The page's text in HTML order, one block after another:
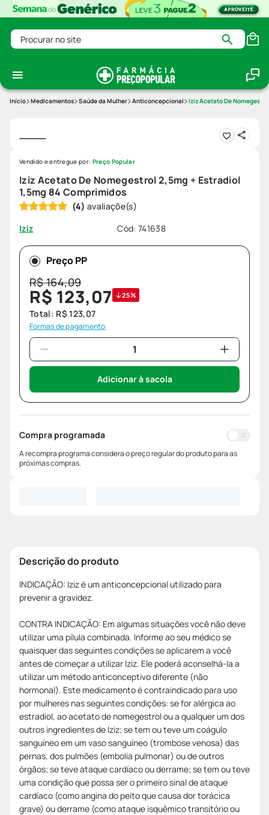
Procurar no site
Medicamentos Saúde da Mulher Anticoncepcional Iziz Acetato De
Iziz Acetato De Nomegestrol 2,5mg + Estradiol
1,5mg 84 Comprimidos
(4)
Iziz
Cód: 741638
Vendido e entregue por: Preço Popular
Preço PP
R$164,09
R$ 123,07 25%
Total: R$ 123,07
Formas de pagamento
Adicionar à sacola
Compra programada
A recompra programa considera o preço regular do produto para as
próximas compras.
Descrição do produto
INDICAÇÃO: Iziz é um anticoncepcional utilizado para
prevenir a gravidez.
CONTRA INDICAÇÃO: Em algumas situações você não deve
utilizar uma pílula combinada. Informe ao seu médico se
quaisquer das seguintes condições se aplicarem a você
antes de começar a utilizar Iziz. Ele poderá aconselhá-la a
utilizar um método anticonceptivo diferente (não
hormonal). Este medicamento é contraindicado para uso
por mulheres nas seguintes condições: se for alérgica ao
estradiol, ao acetato de nomegestrol ou a qualquer um dos
outros ingredientes de Iziz; se tem ou teve um coágulo
sanguíneo em um vaso sanguíneo (trombose venosa) das
pernas, dos pulmões (embolia pulmonar) ou de outros
órgãos; se teve ataque cardíaco ou derrame; se tem ou teve
uma condição que possa ser o primeiro sinal de ataque
cardíaco (como angina do peito que causa dor torácica
grave) ou derrame (como ataque isquêmico transitório ou